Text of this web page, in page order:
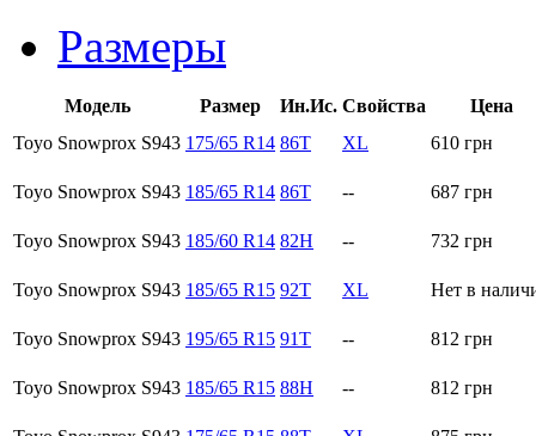
Размеры
Модель Размер Ин.Ис. Свойства
Цена
Toyo Snowprox S943 175/65 R14 86T XL 610 грн
Toyo Snowprox S943 185/65 R14 86T -- 687 грн
Toyo Snowprox S943 185/60 R14 82H -- 732 грн
Toyo Snowprox S943 185/65 R15 92T XL Нет в
Toyo Snowprox S943 195/65 R15 91T -- 812 грн
Toyo Snowprox S943 185/65 R15 88H -- 812 грн